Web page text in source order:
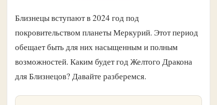
Близнецы вступают в 2024 год под
покровительством планеты Меркурий. Этот период
обещает быть для них насыщенным и полным
возможностей. Каким будет год Желтого Дракона
для Близнецов? Давайте разберемся.